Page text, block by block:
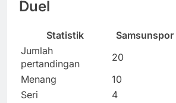
Duel
Statistik Samsunspor
Jumlah
pertandingan
20
Menang
10
Seri
4